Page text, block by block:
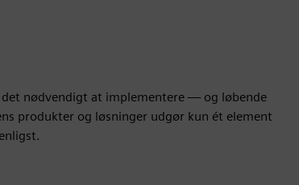
nødvendigt at implementere — og løbende
produkter og løsninger udgør kun ét element